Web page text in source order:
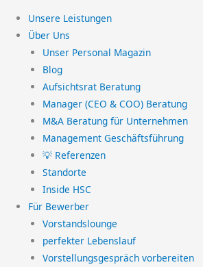
Unsere Leistungen
Über Uns
Unser Personal Magazin
Blog
Aufsichtsrat Beratung
Manager (CEO & COO) Beratung
M&A Beratung für Unternehmen
Management Geschäftsführung
💡 Referenzen
Standorte
Inside HSC
Für Bewerber
Vorstandslounge
perfekter Lebenslauf
Vorstellungsgespräch vorbereiten